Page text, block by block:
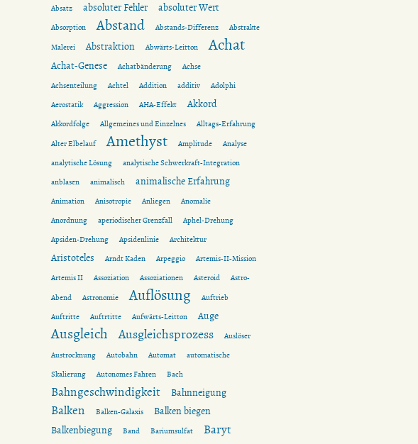
Absatz
absoluter Fehler absoluter Wert
Absorption Abstand Abstands-Differenz
Abstrakte
Malerei
Abstraktion Abwärts-Leitton Achat
Achat-Genese Achatbänderung
Achse
Achsenteilung
Achtel Addition additiv
Adolphi
Aerostatik
Aggression AHA-Effekt Akkord
Akkordfolge Allgemeines und Einzelnes
Alltags-Erfahrung
Alter Elbelauf
Amethyst Amplitude
Analyse
analytische Lösung
analytische Schwerkraft-Integration
anblasen
animalisch animalische Erfahrung
Animation Anisotropie Anliegen
Anomalie
Anordnung
aperiodischer Grenzfall
Aphel-Drehung
Apsiden-Drehung
Apsidenlinie Architektur
Aristoteles Arndt Kaden Arpeggio
Artemis-II-Mission
Artemis II
Assoziation Assoziationen Asteroid
Astro-
Abend
Astronomie Auflösung
Auftrieb
Auftritte
Auftrtitte Aufwärts-Leitton Auge
Ausgleich Ausgleichsprozess
Auslöser
Austrocknung
Autobahn Automat
automatische
Skalierung
Autonomes Fahren Bach
Bahngeschwindigkeit Bahnneigung
Balken Balken-Galaxis
Balken biegen
Balkenbiegung
Band Bariumsulfat Baryt